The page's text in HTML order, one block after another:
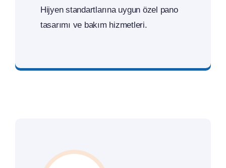
Hijyen standartlarına uygun özel pano
tasarımı ve bakım hizmetleri.